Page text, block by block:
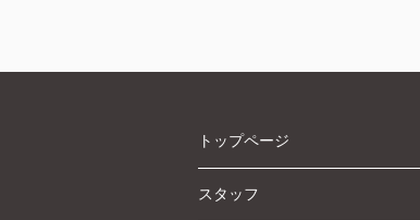
トップページ
スタッフ